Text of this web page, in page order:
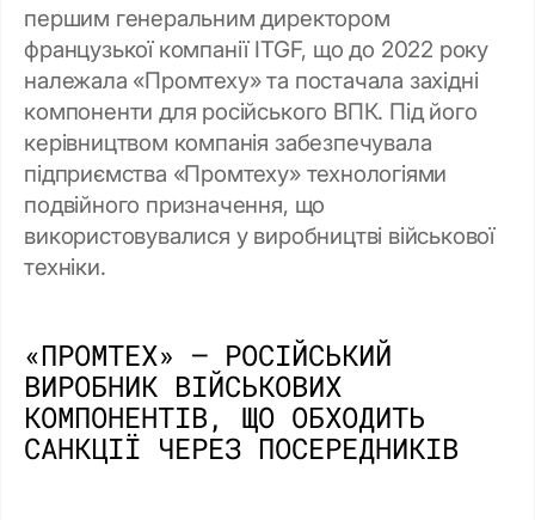
першим генеральним директором
французької компанії ITGF, що до 2022 року
належала «Промтеху» та постачала західні
компоненти для російського ВПК. Під його
керівництвом компанія забезпечувала
підприємства «Промтеху» технологіями
подвійного призначення, що
використовувалися у виробництві військової
техніки.
«ПРОМТЕХ» — РОСІЙСЬКИЙ
ВИРОБНИК ВІЙСЬКОВИХ
КОМПОНЕНТІВ, ЩО ОБХОДИТЬ
САНКЦІЇ ЧЕРЕЗ ПОСЕРЕДНИКІВ